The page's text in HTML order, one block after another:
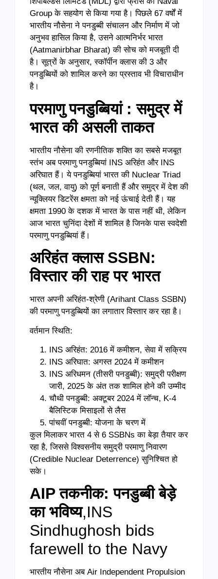
Group के सहयोग से किया गया है। पिछले 67 वर्षों में
भारतीय नौसेना ने पनडुब्बी संचालन और निर्माण में जो
अनुभव हासिल किया है, उसने आत्मनिर्भर भारत
(Aatmanirbhar Bharat) की सोच को मजबूती दी
है। सूत्रों के अनुसार, स्कॉर्पीन क्लास की 3 और
पनडुब्बियों को शामिल करने का प्रस्ताव भी विचाराधीन
है।
परमाणु पनडुब्बियां : समुद्र में
भारत की असली ताकत
भारतीय नौसेना की रणनीतिक शक्ति का सबसे मजबूत
स्तंभ अब परमाणु पनडुब्बियां INS अरिहंत और INS
अरिघात हैं। ये पनडुब्बियां भारत की Nuclear Triad
(थल, जल, वायु) को पूर्ण बनाती हैं और समुद्र में देश की
न्यूक्लियर डिटरेंस क्षमता को नई ऊंचाई देती हैं। यह
क्षमता 1990 के दशक में भारत के पास नहीं थी, लेकिन
आज भारत चुनिंदा देशों में शामिल है जिनके पास स्वदेशी
परमाणु पनडुब्बियां हैं।
अरिहंत क्लास SSBN:
विस्तार की राह पर भारत
भारत अपनी अरिहंत-श्रेणी (Arihant Class SSBN)
की परमाणु पनडुब्बियों का लगातार विस्तार कर रहा है।
वर्तमान स्थिति:
INS अरिहंत: 2016 में कमीशन, सेवा में सक्रिय
INS अरिघात: अगस्त 2024 में कमीशन
INS अरिधमन (तीसरी पनडुब्बी): समुद्री परीक्षण
जारी, 2025 के अंत तक शामिल होने की उम्मीद
चौथी पनडुब्बी: अक्टूबर 2024 में लॉन्च, K-4
बैलिस्टिक मिसाइलों से लैस
पांचवीं पनडुब्बी: योजना के चरण में
कुल मिलाकर भारत 4 से 6 SSBNs का बेड़ा तैयार कर
रहा है, जिससे विश्वसनीय समुद्री परमाणु निवारण
(Credible Nuclear Deterrence) सुनिश्चित हो
सके।
AIP तकनीक: पनडुब्बी बेड़े
का भविष्य,INS
Sindhughosh bids
farewell to the Navy
भारतीय नौसेना अब Air Independent Propulsion